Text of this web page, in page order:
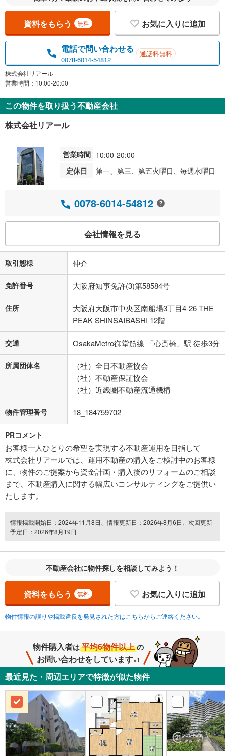
資料をもらう 無料 お気に入りに追加
電話で問い合わせる
0078-6014-54812
通話料無料
株式会社リアール
営業時間：10:00-20:00
この物件を取り扱う不動産会社
株式会社リアール
営業時間 10:00-20:00
定休日
第一、第三、第五火曜日、毎週水曜日
0078-6014-54812
会社情報を見る
取引態様 仲介
免許番号 大阪府知事免許(3)第58584号
住所
大阪府大阪市中央区南船場3丁目4-26 THE
PEAK SHINSAIBASHI 12階
交通 OsakaMetro御堂筋線 「心斎橋」駅 徒歩3分
所属団体名
（社）全日不動産協会
（社）不動産保証協会
（社）近畿圏不動産流通機構
物件管理番号 18_184759702
PRコメント
お客様一人ひとりの希望を実現する不動産運用を目指して
株式会社リアールでは、運用不動産の購入をご検討中のお客様
に、物件のご提案から資金計画・購入後のリフォームのご相談
まで、不動産購入に関する幅広いコンサルティングをご提供い
たします。
情報掲載開始日：2024年11月8日、情報更新日：2026年8月6日、次回更新
予定日：2026年8月19日
不動産会社に物件探しを相談してみよう！
資料をもらう 無料 お気に入りに追加
物件情報の誤りや掲載違反を発見された方はこちらからご連絡ください。
物件購入者は 平均6物件以上 の
お問い合わせをしています※1
最近見た・周辺エリアで特徴が似た物件